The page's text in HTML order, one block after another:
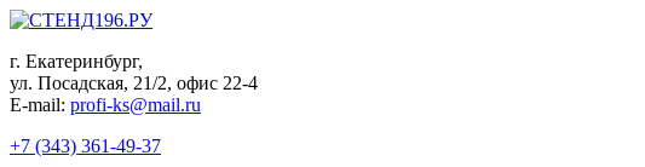
Перейти
контенту
г. Екатеринбург,
ул. Посадская, 21/2, офис 22-4
E-mail: profi-ks@mail.ru
+7 (343) 361-49-37